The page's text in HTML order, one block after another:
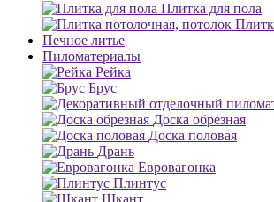
Плитка для пола
Печное литье
Пиломатериалы
Рейка
Брус
Доска обрезная
Доска половая
Дрань
Евровагонка
Плинтус
Шкант